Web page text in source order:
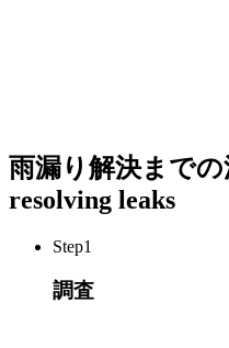
雨漏り解決まで
resolving leaks
Step1
調査